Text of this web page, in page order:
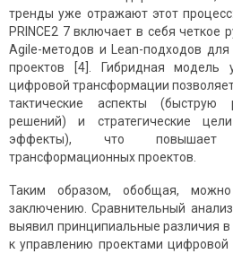
тренды уже отражают этот
PRINCE2 7 включает в себя четкое
Agile-методов и Lean-подходов
проектов [4]. Гибридная модель
цифровой трансформации
тактические аспекты (быструю
решений) и стратегические
эффекты), что повышает
трансформационных проектов.
Таким образом, обобщая,
заключению. Сравнительный анализ
выявил принципиальные различия в
к управлению проектами цифровой